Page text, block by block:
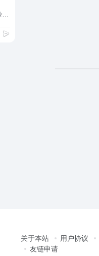
关于本站 用户协议
友链申请